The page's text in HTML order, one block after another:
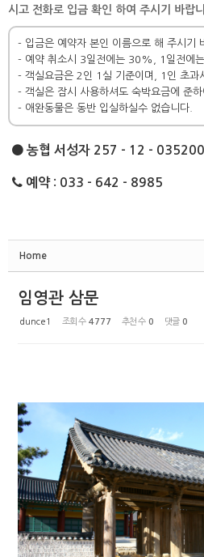
시고 전화로 입금 확인 하여 주시기 바랍
- 입금은 예약자 본인 이름으로 해 주시기
- 예약 취소시 3일전에는 30%, 1일전에
- 객실요금은 2인 1실 기준이며, 1인 초과
- 객실은 잠시 사용하셔도 숙박요금에 준
- 애완동물은 동반 입실하실수 없습니다.
농협 서성자 257 - 12 - 035200
예약 : 033 - 642 - 8985
Home
임영관 삼문
dunce1 조회 수 4777 추천 수 0 댓글 0